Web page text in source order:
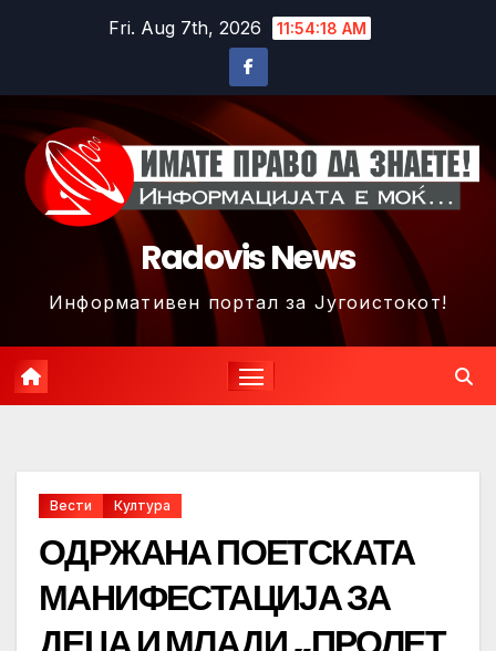
Fri. Aug 7th, 2026 11:54:20 AM
Radovis News
Информативен портал за Југоистокот!
Вести Култура
ОДРЖАНА ПОЕТСКАТА
МАНИФЕСТАЦИЈА ЗА